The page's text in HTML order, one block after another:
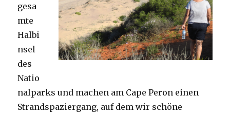
gesa
mte
Halbi
nsel
des
Natio
nalparks und machen am Cape Peron einen
Strandspaziergang, auf dem wir schöne